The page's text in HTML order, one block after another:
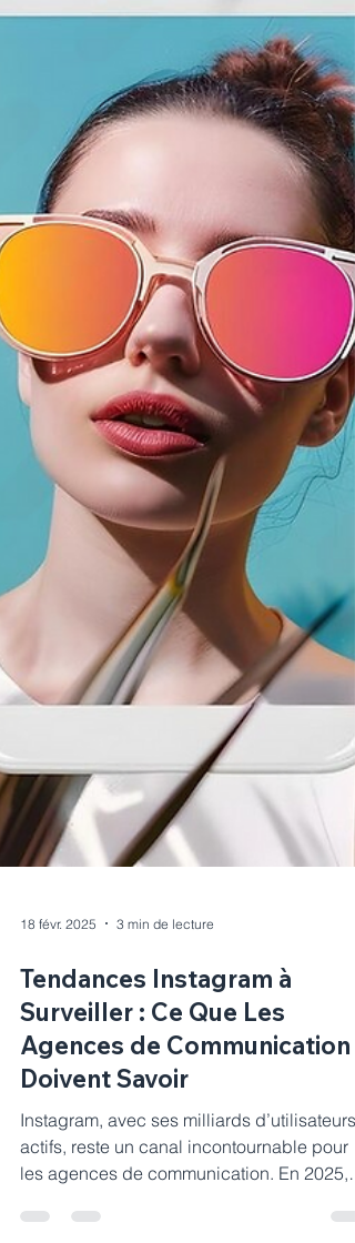
commenta
18 févr. 2025 3 min de lecture
Tendances Instagram à
Surveiller : Ce Que Les
Agences de Communication
Doivent Savoir
actifs, reste un canal incontournable pour